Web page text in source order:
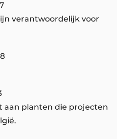
verantwoordelijk voor
aan planten die projecten